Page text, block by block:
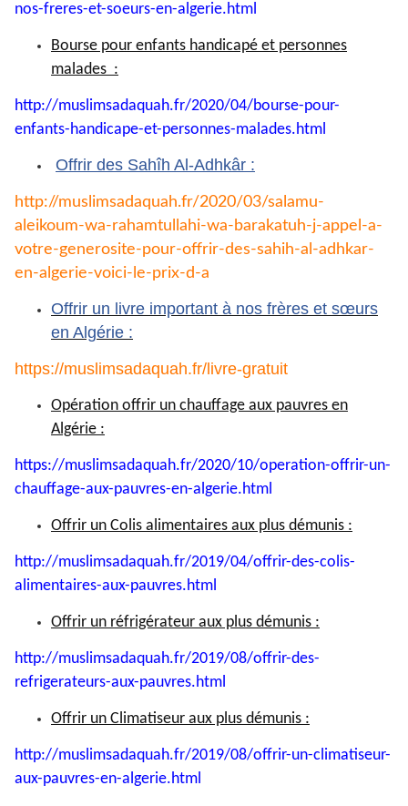
nos-freres-et-soeurs-en-algerie.html
Bourse pour enfants handicapé et personnes
malades :
http://muslimsadaquah.fr/2020/04/bourse-pour-
enfants-handicape-et-personnes-malades.html
Offrir des Sahîh Al-Adhkâr :
http://muslimsadaquah.fr/2020/03/salamu-
aleikoum-wa-rahamtullahi-wa-barakatuh-j-appel-a-
votre-generosite-pour-offrir-des-sahih-al-adhkar-
en-algerie-voici-le-prix-d-a
Offrir un livre important à nos frères et sœurs
en Algérie :
https://muslimsadaquah.fr/ livre-gratuit
Opération offrir un chauffage aux pauvres en
Algérie :
https://muslimsadaquah.fr/2020/10/operation-offrir-un-
chauffage-aux-pauvres-en-algerie.html
Offrir un Colis alimentaires aux plus démunis :
http://muslimsadaquah.fr/2019/04/offrir-des-colis-
alimentaires-aux-pauvres.html
Offrir un réfrigérateur aux plus démunis :
http://muslimsadaquah.fr/2019/08/offrir-des-
refrigerateurs-aux-pauvres.html
Offrir un Climatiseur aux plus démunis :
http://muslimsadaquah.fr/2019/08/offrir-un-climatiseur-
aux-pauvres-en-algerie.html